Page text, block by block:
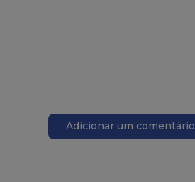
Adicionar um comentário